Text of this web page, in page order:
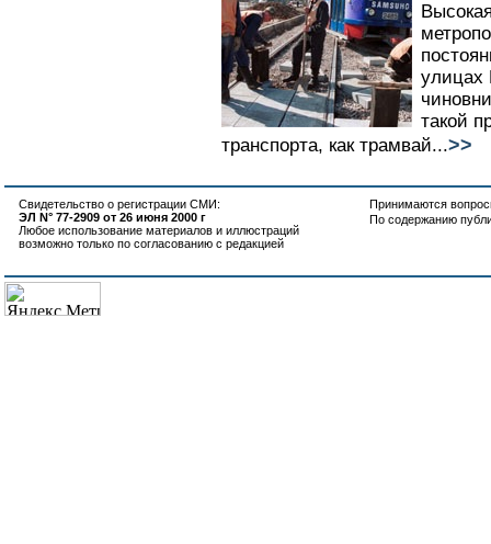
улицах
такой
транспорта, как трамвай...>>
Свидетельство о регистрации СМИ:
ЭЛ N° 77-2909 от 26 июня 2000 г
Любое использование материалов и иллюстраций
возможно только по согласованию с редакцией
Принимаются
По содержанию